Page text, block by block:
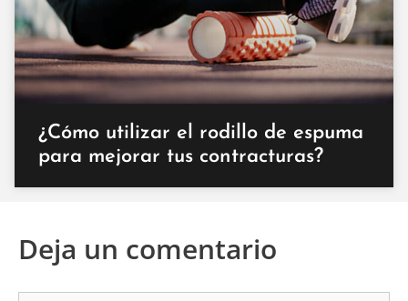
¿Cómo utilizar el rodillo de espuma
para mejorar tus contracturas?
Deja un comentario